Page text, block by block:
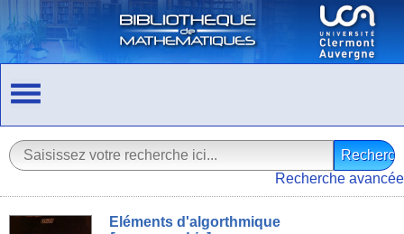
Recherche avancée
Eléments d'algorthmique